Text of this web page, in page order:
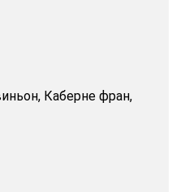
Каберне фран,